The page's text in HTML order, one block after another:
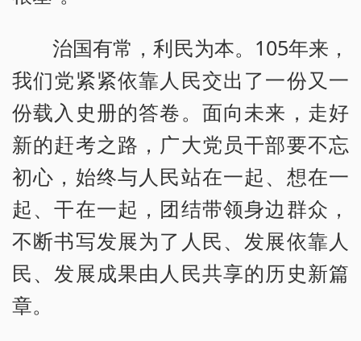
治国有常，利民为本。105年来，
我们党紧紧依靠人民交出了一份又一
份载入史册的答卷。面向未来，走好
新的赶考之路，广大党员干部要不忘
初心，始终与人民站在一起、想在一
起、干在一起，团结带领身边群众，
不断书写发展为了人民、发展依靠人
民、发展成果由人民共享的历史新篇
章。